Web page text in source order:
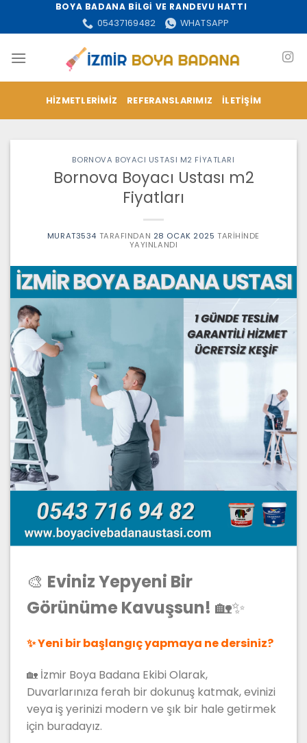
BOYA BADANA BİLGİ VE RANDEVU HATTI
05437169482
WHATSAPP
HIZMETLERIMIZ REFERANSLARIMIZ İLETIŞIM
BORNOVA BOYACI USTASI M2 FIYATLARI
Bornova Boyacı Ustası m2
Fiyatları
MURAT3534 TARAFINDAN 28 OCAK 2025 TARIHINDE
YAYINLANDI
🎨 Eviniz Yepyeni Bir
Görünüme Kavuşsun! 🏡✨
✨ Yeni bir başlangıç yapmaya ne dersiniz?
🏡 İzmir Boya Badana Ekibi Olarak,
Duvarlarınıza ferah bir dokunuş katmak, evinizi
veya iş yerinizi modern ve şık bir hale getirmek
için buradayız.